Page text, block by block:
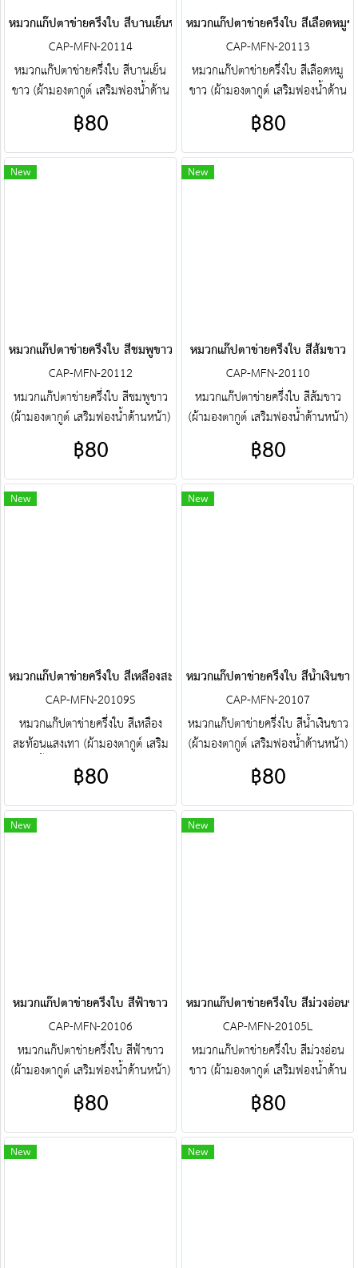
หมวกแก๊ปตาข่ายครึ่งใบ สีบานเย็นขาว
CAP-MFN-20114
หมวกแก๊ปตาข่ายครึ่งใบ สีบานเย็น
ขาว (ผ้ามองตากูต์ เสริมฟองน้ำด้าน
หน้า) ศูนย์รวม หมวกแก๊ปตาข่ายครึ่ง
ใบ คุณภาพราคาโรงงาน ขายราคา
ปลีกส่งโบ๊เบ๊ หมวกแก๊ปตาข่ายครึ่งใบ
หมวกแก๊ปตาข่ายครึ่งใบสำเร็จรูป สั่ง
฿80
หมวกแก๊ปตาข่ายครึ่งใบ สีเลือดหมูข
CAP-MFN-20113
หมวกแก๊ปตาข่ายครึ่งใบ สีเลือดหมู
ขาว (ผ้ามองตากูต์ เสริมฟองน้ำด้าน
หน้า) ศูนย์รวม หมวกแก๊ปตาข่ายครึ่ง
ใบ คุณภาพราคาโรงงาน ขายราคา
ปลีกส่งโบ๊เบ๊ หมวกแก๊ปตาข่ายครึ่งใบ
หมวกแก๊ปตาข่ายครึ่งใบสำเร็จรูป สั่ง
฿80
New
หมวกแก๊ปตาข่ายครึ่งใบ สีชมพูขาว
CAP-MFN-20112
หมวกแก๊ปตาข่ายครึ่งใบ สีชมพูขาว
(ผ้ามองตากูต์ เสริมฟองน้ำด้านหน้า)
ศูนย์รวม หมวกแก๊ปตาข่ายครึ่งใบ
คุณภาพราคาโรงงาน ขายราคาปลีก
ส่งโบ๊เบ๊ หมวกแก๊ปตาข่ายครึ่งใบ
หมวกแก๊ปตาข่ายครึ่งใบสำเร็จรูป สั่ง
฿80
New
หมวกแก๊ปตาข่ายครึ่งใบ สีส้มขาว
CAP-MFN-20110
หมวกแก๊ปตาข่ายครึ่งใบ สีส้มขาว
(ผ้ามองตากูต์ เสริมฟองน้ำด้านหน้า)
ศูนย์รวม หมวกแก๊ปตาข่ายครึ่งใบ
คุณภาพราคาโรงงาน ขายราคาปลีก
ส่งโบ๊เบ๊ หมวกแก๊ปตาข่ายครึ่งใบ
หมวกแก๊ปตาข่ายครึ่งใบสำเร็จรูป สั่ง
฿80
New
หมวกแก๊ปตาข่ายครึ่งใบ สีเหลืองสะท้อนแสงเทา
CAP-MFN-20109S
หมวกแก๊ปตาข่ายครึ่งใบ สีเหลือง
สะท้อนแสงเทา (ผ้ามองตากูต์ เสริม
ฟองน้ำด้านหน้า) ศูนย์รวม หมวก
แก๊ปตาข่ายครึ่งใบ คุณภาพราคา
โรงงาน ขายราคาปลีกส่งโบ๊เบ๊ หมวก
แก๊ปตาข่ายครึ่งใบ หมวกแก๊ปตาข่าย
฿80
New
หมวกแก๊ปตาข่ายครึ่งใบ สีน้ำเงินขาว
CAP-MFN-20107
หมวกแก๊ปตาข่ายครึ่งใบ สีน้ำเงินขาว
(ผ้ามองตากูต์ เสริมฟองน้ำด้านหน้า)
ศูนย์รวม หมวกแก๊ปตาข่ายครึ่งใบ
คุณภาพราคาโรงงาน ขายราคาปลีก
ส่งโบ๊เบ๊ หมวกแก๊ปตาข่ายครึ่งใบ
หมวกแก๊ปตาข่ายครึ่งใบสำเร็จรูป สั่ง
฿80
New
หมวกแก๊ปตาข่ายครึ่งใบ สีฟ้าขาว
CAP-MFN-20106
หมวกแก๊ปตาข่ายครึ่งใบ สีฟ้าขาว
(ผ้ามองตากูต์ เสริมฟองน้ำด้านหน้า)
ศูนย์รวม หมวกแก๊ปตาข่ายครึ่งใบ
คุณภาพราคาโรงงาน ขายราคาปลีก
ส่งโบ๊เบ๊ หมวกแก๊ปตาข่ายครึ่งใบ
หมวกแก๊ปตาข่ายครึ่งใบสำเร็จรูป สั่ง
฿80
New
หมวกแก๊ปตาข่ายครึ่งใบ สีม่วงอ่อนข
CAP-MFN-20105L
หมวกแก๊ปตาข่ายครึ่งใบ สีม่วงอ่อน
ขาว (ผ้ามองตากูต์ เสริมฟองน้ำด้าน
หน้า) ศูนย์รวม หมวกแก๊ปตาข่ายครึ่ง
ใบ คุณภาพราคาโรงงาน ขายราคา
ปลีกส่งโบ๊เบ๊ หมวกแก๊ปตาข่ายครึ่งใบ
หมวกแก๊ปตาข่ายครึ่งใบสำเร็จรูป สั่ง
฿80
New New